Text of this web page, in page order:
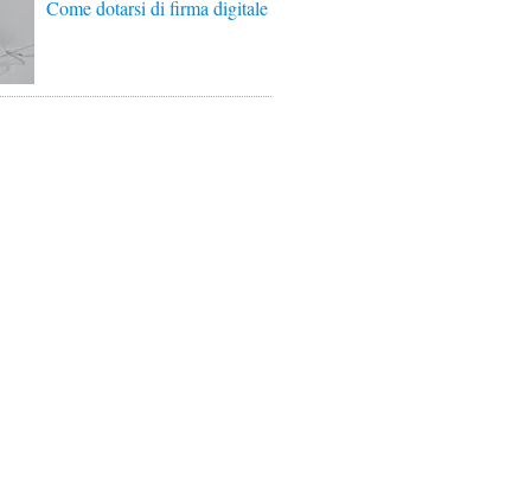
Come dotarsi di firma digitale